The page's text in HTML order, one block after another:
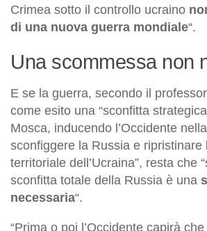
Crimea sotto il controllo ucraino
di una nuova guerra mondiale“.
Una scommessa non
E se la guerra, secondo il
come esito una “sconfitta
Mosca, inducendo l’Occidente
sconfiggere la Russia e ripristinare
territoriale dell’Ucraina”, resta che
sconfitta totale della Russia è una
necessaria“.
“Prima o poi l’Occidente capirà